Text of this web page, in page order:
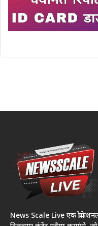
News Scale Live एक